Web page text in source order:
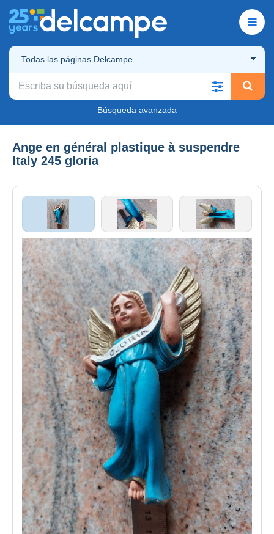
Todas las páginas Delcampe
Búsqueda avanzada
Ange en général plastique à suspendre
Italy 245 gloria